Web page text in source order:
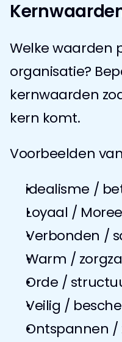
Welke waarden
organisatie?
kernwaarden
kern komt.
Voorbeelden
idealisme /
Loyaal /
Verbonden /
Warm /
Orde /
Veilig /
Ontspannen /